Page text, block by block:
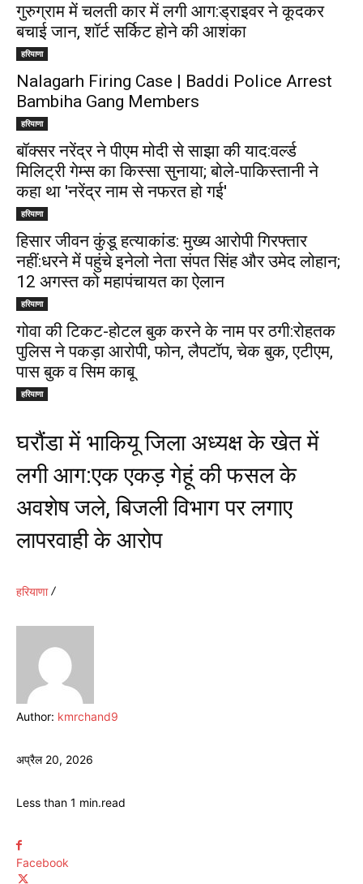
गुरुग्राम में चलती कार में लगी आग:ड्राइवर ने कूदकर
बचाई जान, शॉर्ट सर्किट होने की आशंका
हरियाणा
Nalagarh Firing Case | Baddi Police Arrest
Bambiha Gang Members
हरियाणा
बॉक्सर नरेंद्र ने पीएम मोदी से साझा की याद:वर्ल्ड
मिलिट्री गेम्स का किस्सा सुनाया; बोले-पाकिस्तानी ने
कहा था 'नरेंद्र नाम से नफरत हो गई'
हरियाणा
हिसार जीवन कुंडू हत्याकांड: मुख्य आरोपी गिरफ्तार
नहीं:धरने में पहुंचे इनेलो नेता संपत सिंह और उमेद लोहान;
12 अगस्त को महापंचायत का ऐलान
हरियाणा
गोवा की टिकट-होटल बुक करने के नाम पर ठगी:रोहतक
पुलिस ने पकड़ा आरोपी, फोन, लैपटॉप, चेक बुक, एटीएम,
पास बुक व सिम काबू
हरियाणा
घरौंडा में भाकियू जिला अध्यक्ष के खेत में
लगी आग:एक एकड़ गेहूं की फसल के
अवशेष जले, बिजली विभाग पर लगाए
लापरवाही के आरोप
हरियाणा
Author: kmrchand9
अप्रैल 20, 2026
Less than 1 min.read
Facebook